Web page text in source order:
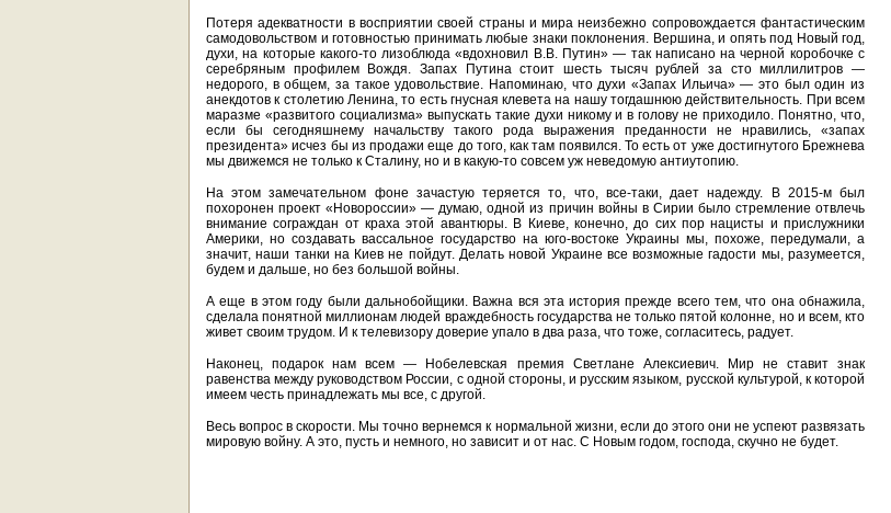
Потеря адекватности в восприятии своей страны и мира неизбежно сопровождается фантастическим
самодовольством и готовностью принимать любые знаки поклонения. Вершина, и опять под Новый год,
духи, на которые какого-то лизоблюда «вдохновил В.В. Путин» — так написано на черной коробочке с
серебряным профилем Вождя. Запах Путина стоит шесть тысяч рублей за сто миллилитров —
недорого, в общем, за такое удовольствие. Напоминаю, что духи «Запах Ильича» — это был один из
анекдотов к столетию Ленина, то есть гнусная клевета на нашу тогдашнюю действительность. При всем
маразме «развитого социализма» выпускать такие духи никому и в голову не приходило. Понятно, что,
если бы сегодняшнему начальству такого рода выражения преданности не нравились, «запах
президента» исчез бы из продажи еще до того, как там появился. То есть от уже достигнутого Брежнева
мы движемся не только к Сталину, но и в какую-то совсем уж неведомую антиутопию.
На этом замечательном фоне зачастую теряется то, что, все-таки, дает надежду. В 2015-м был
похоронен проект «Новороссии» — думаю, одной из причин войны в Сирии было стремление отвлечь
внимание сограждан от краха этой авантюры. В Киеве, конечно, до сих пор нацисты и прислужники
Америки, но создавать вассальное государство на юго-востоке Украины мы, похоже, передумали, а
значит, наши танки на Киев не пойдут. Делать новой Украине все возможные гадости мы, разумеется,
будем и дальше, но без большой войны.
А еще в этом году были дальнобойщики. Важна вся эта история прежде всего тем, что она обнажила,
сделала понятной миллионам людей враждебность государства не только пятой колонне, но и всем, кто
живет своим трудом. И к телевизору доверие упало в два раза, что тоже, согласитесь, радует.
Наконец, подарок нам всем — Нобелевская премия Светлане Алексиевич. Мир не ставит знак
равенства между руководством России, с одной стороны, и русским языком, русской культурой, к которой
имеем честь принадлежать мы все, с другой.
Весь вопрос в скорости. Мы точно вернемся к нормальной жизни, если до этого они не успеют развязать
мировую войну. А это, пусть и немного, но зависит и от нас. С Новым годом, господа, скучно не будет.